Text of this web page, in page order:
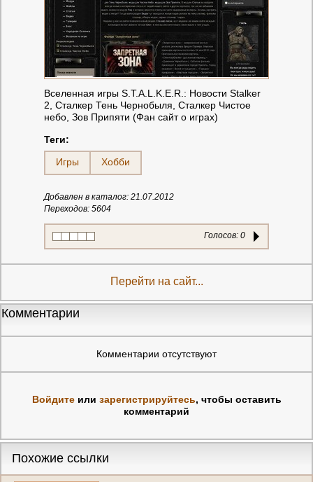
Вселенная игры S.T.A.L.K.E.R.: Новости Stalker
2, Сталкер Тень Чернобыля, Сталкер Чистое
небо, Зов Припяти (Фан сайт о играх)
Теги:
Игры
Хобби
Добавлен в каталог: 21.07.2012
Переходов: 5604
Голосов: 0
Перейти на сайт...
Комментарии
Комментарии отсутствуют
Войдитеили зарегистрируйтесь, чтобы оставить
комментарий
Похожие ссылки